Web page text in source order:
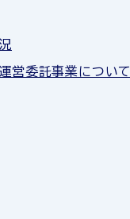
営委託事業について